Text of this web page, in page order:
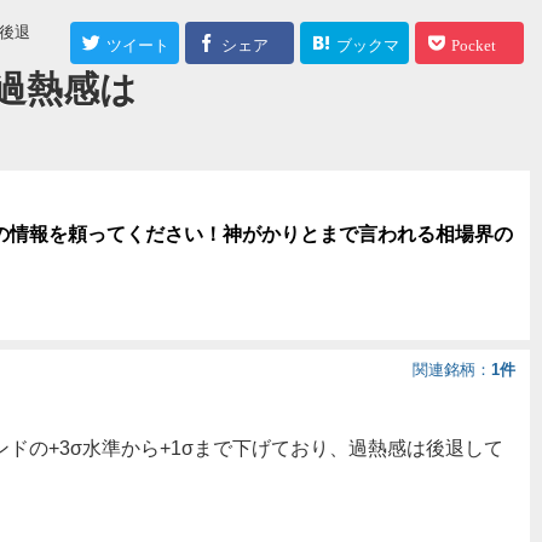
退
ツイート シェア ブックマ Pocket
熱感は
報を頼ってください！神がかりとまで言われる相場界の
関連銘柄 1件
の+3σ水準から+1σまで下げており、過熱感は後退して